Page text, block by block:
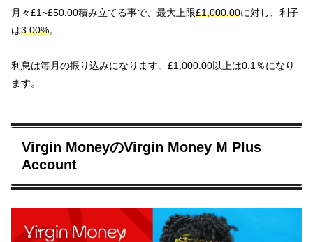
月々£1~£50.00積み立てる事で、最大上限£1,000.00に対し、利子
は3.00%。
利息は毎月の振り込みになります。£1,000.00以上は0.1％になり
ます。
Virgin MoneyのVirgin Money M Plus
Account